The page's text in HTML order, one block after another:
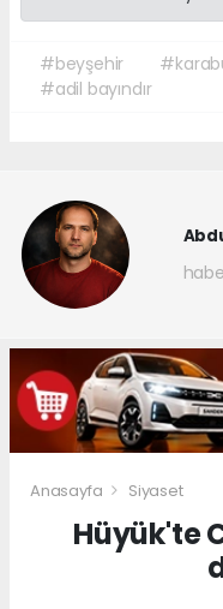
#beyşehir
#adil bayındır
Anasayfa Siyaset
Hüyük'te